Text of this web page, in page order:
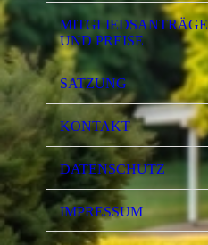
MITGLIEDSANTRÄGE
UND PREISE
SATZUNG
KONTAKT
DATENSCHUTZ
IMPRESSUM